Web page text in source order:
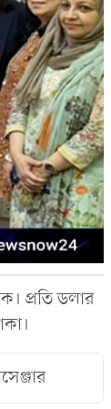
প্রতি ডলার